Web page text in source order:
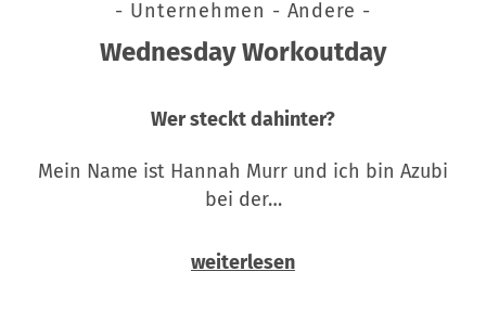
- Unternehmen - Andere -
Wednesday Workoutday
Wer steckt dahinter?
Mein Name ist Hannah Murr und ich bin Azubi
bei der…
weiterlesen